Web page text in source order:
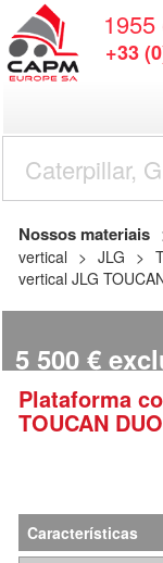
1955
+33
Nossos materiais
vertical
JLG
vertical JLG
5 500 €
Plataforma
TOUCAN DUO
Características